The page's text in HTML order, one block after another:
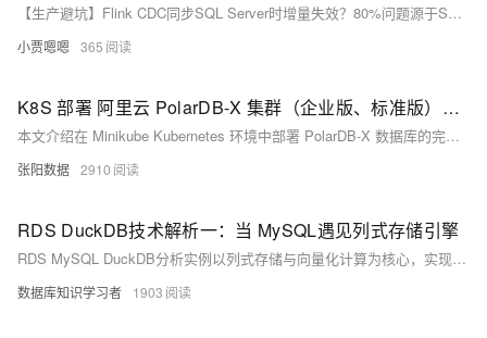
【生产避坑】Flink CDC同步SQL Server时增量失效？80%问题源于SQL Server Agent未启动！本文5分钟定位根因：先查CDC开关→再验CT表数据→最终确认Agent状态。附完整排查流程、3种启动方案及监控建议，直击要害，照抄即用，快速恢复实时同步！
小贾嗯嗯 365
K8S 部署 阿里云 PolarDB-X 集群（企业版、标准版）minikube 教程
本文介绍在 Minikube Kubernetes 环境中部署 PolarDB-X 数据库的完整实践，涵盖环境准备、Operator 安装、企业版与标准版集群部署。通过 Helm 快速部署 Operator，并分别搭建分布式与三节点高可用架构，验证核心功能。虽 K8S 部署便捷，但生产环境建议谨慎使用，尤其对有状态数据库系统。附系列前8篇安装指南供参考。
张阳数据 2910
RDS DuckDB技术解析一：当 MySQL遇见列式存储引擎
RDS MySQL DuckDB分析实例以​列式存储与向量化计算​为核心，实现​复杂分析查询性能百倍跃升​，为企业在海量数据规模场景下提供​实时分析能力​，加速企业数据驱动型决策效能。​​
数据库知识学习者 1903